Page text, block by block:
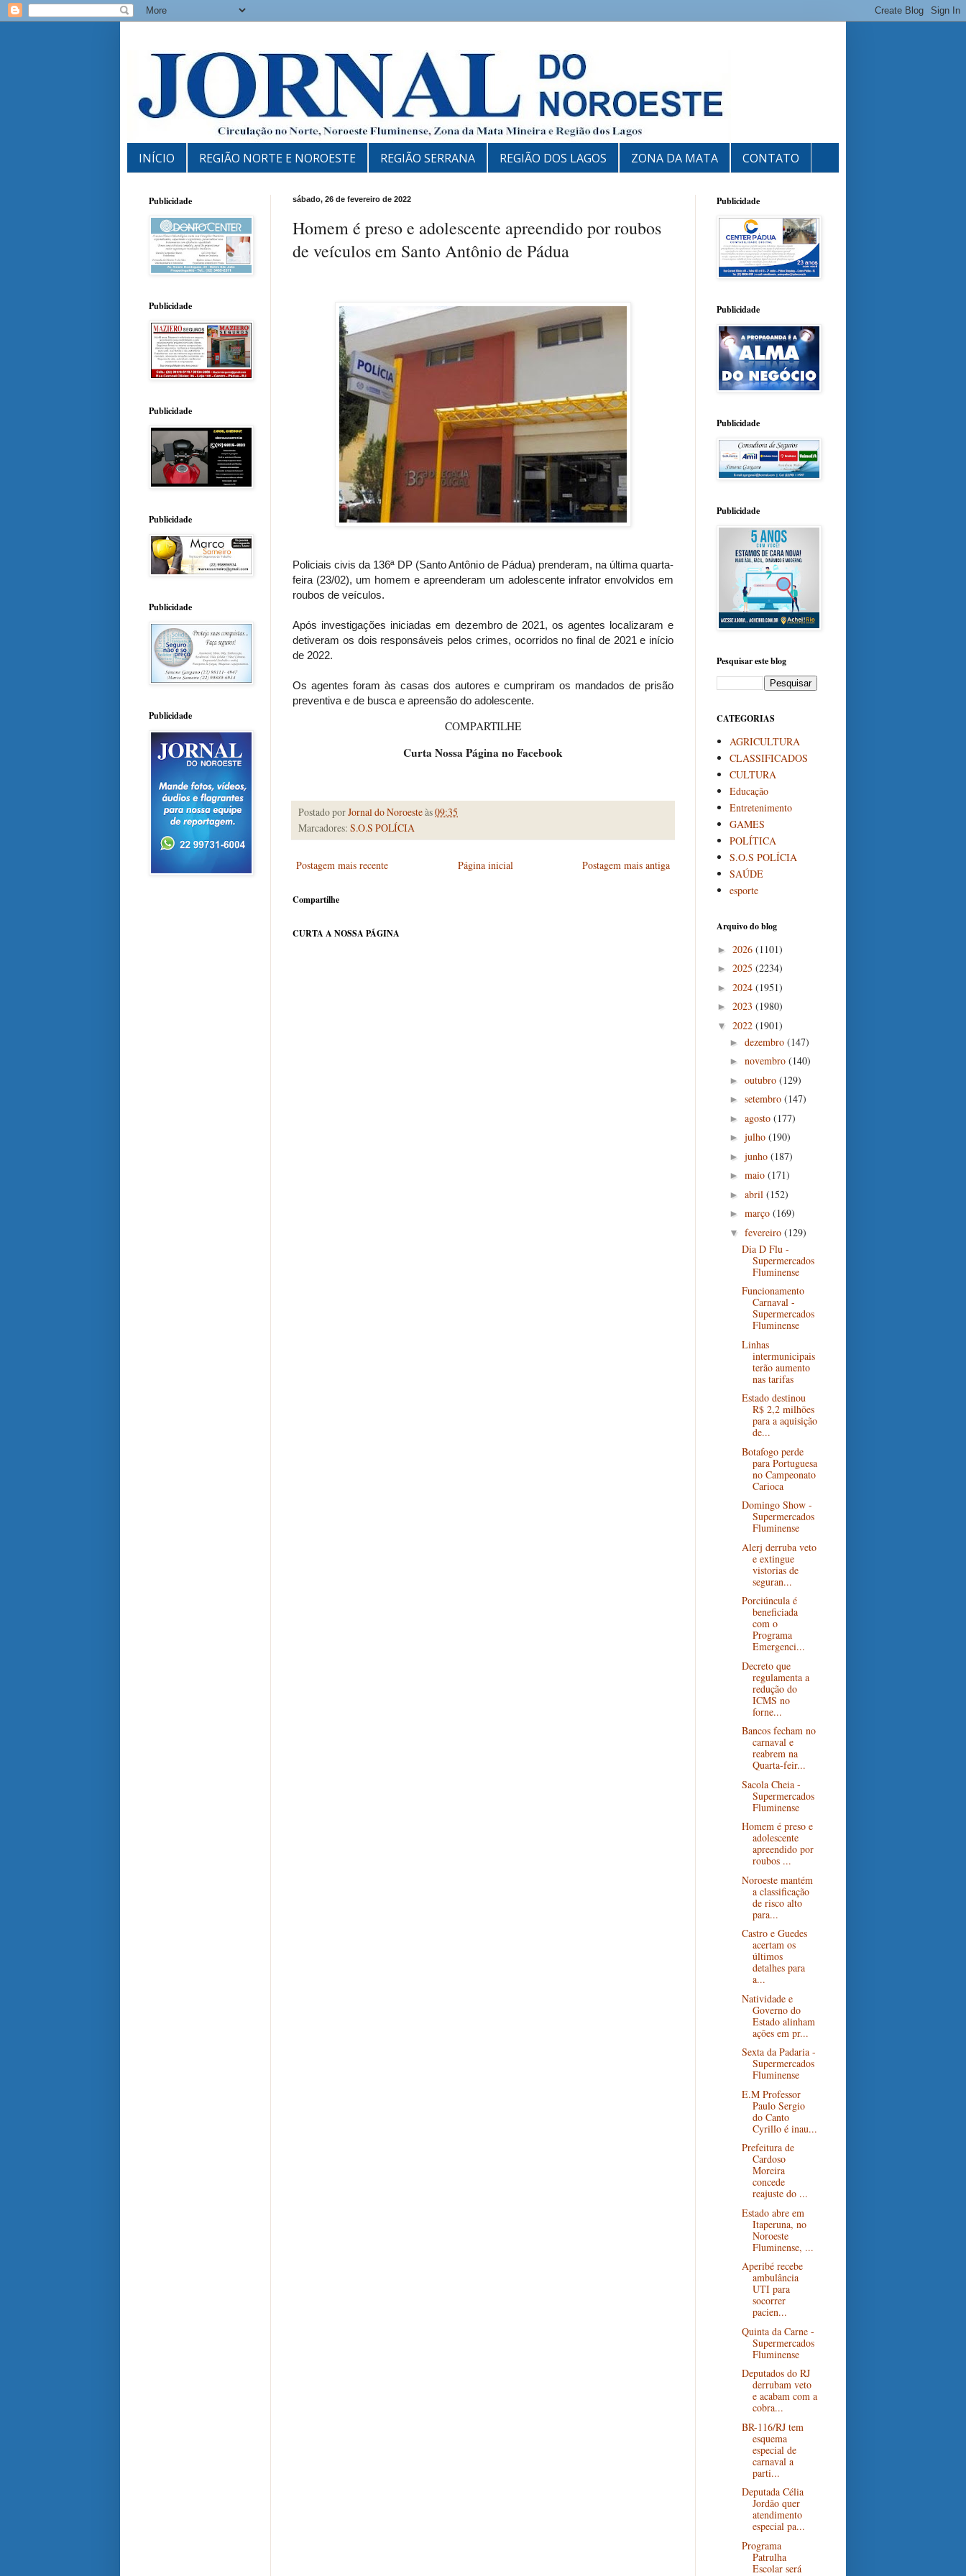
INÍCIO REGIÃO NORTE E NOROESTE REGIÃO SERRANA REGIÃO DOS LAGOS ZONA DA MATA CONTATO
sábado, 26 de fevereiro de 2022
Homem é preso e adolescente apreendido por roubos
de veículos em Santo Antônio de Pádua
Policiais civis da 136ª DP (Santo Antônio de Pádua) prenderam, na última quarta-
feira (23/02), um homem e apreenderam um adolescente infrator envolvidos em
roubos de veículos.
Após investigações iniciadas em dezembro de 2021, os agentes localizaram e
detiveram os dois responsáveis pelos crimes, ocorridos no final de 2021 e início
de 2022.
Os agentes foram às casas dos autores e cumpriram os mandados de prisão
preventiva e de busca e apreensão do adolescente.
COMPARTILHE
Curta Nossa Página no Facebook
Postado porJornal do Noroesteàs09:35
Marcadores: S.O.S POLÍCIA
Postagem mais recente Postagem mais antiga
Página inicial
Compartilhe
CURTA A NOSSA PÁGINA
Publicidade
Publicidade
Publicidade
Publicidade
Publicidade
Publicidade
Publicidade
Publicidade
Publicidade
Publicidade
Pesquisar este blog
CATEGORIAS
AGRICULTURA
CLASSIFICADOS
CULTURA
Educação
Entretenimento
GAMES
POLÍTICA
S.O.S POLÍCIA
SAÚDE
esporte
Arquivo do blog
► 2026 (1101)
► 2025 (2234)
► 2024 (1951)
► 2023 (1980)
▼ 2022 (1901)
► dezembro (147)
► novembro (140)
► outubro (129)
► setembro (147)
► agosto (177)
► julho (190)
► junho (187)
► maio (171)
► abril (152)
► março (169)
▼ fevereiro (129)
Dia D Flu -
Supermercados
Fluminense
Funcionamento
Carnaval -
Supermercados
Fluminense
Linhas
intermunicipais
terão aumento
nas tarifas
Estado destinou
R$ 2,2 milhões
para a aquisição
de...
Botafogo perde
para Portuguesa
no Campeonato
Carioca
Domingo Show -
Supermercados
Fluminense
Alerj derruba veto
e extingue
vistorias de
seguran...
Porciúncula é
beneficiada
com o
Programa
Emergenci...
Decreto que
regulamenta a
redução do
ICMS no
forne...
Bancos fecham no
carnaval e
reabrem na
Quarta-feir...
Sacola Cheia -
Supermercados
Fluminense
Homem é preso e
adolescente
apreendido por
roubos ...
Noroeste mantém
a classificação
de risco alto
para...
Castro e Guedes
acertam os
últimos
detalhes para
a...
Natividade e
Governo do
Estado alinham
ações em pr...
Sexta da Padaria -
Supermercados
Fluminense
E.M Professor
Paulo Sergio
do Canto
Cyrillo é inau...
Prefeitura de
Cardoso
Moreira
concede
reajuste do ...
Estado abre em
Itaperuna, no
Noroeste
Fluminense, ...
Aperibé recebe
ambulância
UTI para
socorrer
pacien...
Quinta da Carne -
Supermercados
Fluminense
Deputados do RJ
derrubam veto
e acabam com a
cobra...
BR-116/RJ tem
esquema
especial de
carnaval a
parti...
Deputada Célia
Jordão quer
atendimento
especial pa...
Programa
Patrulha
Escolar será